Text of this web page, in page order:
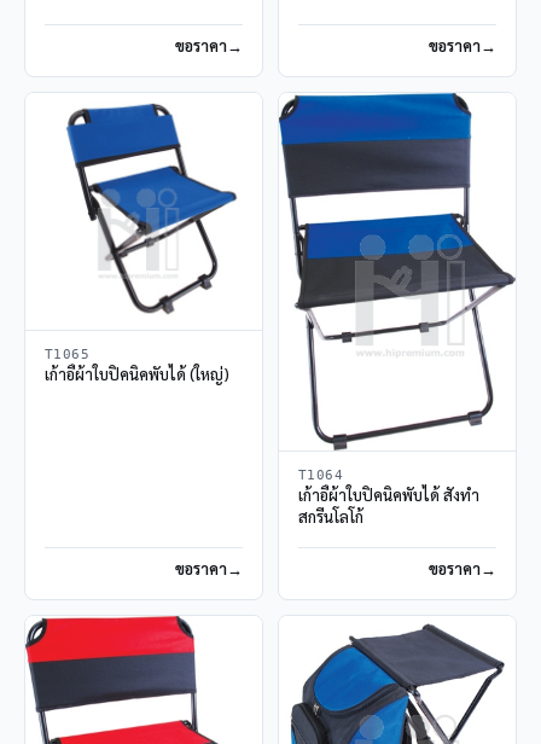
ขอราคา ขอราคา
T1065
เก้าอี้ผ้าใบปิคนิคพับได้ (ใหญ่)
ขอราคา
T1064
เก้าอี้ผ้าใบปิคนิคพับได้ สั่งทำ
สกรีนโลโก้
ขอราคา